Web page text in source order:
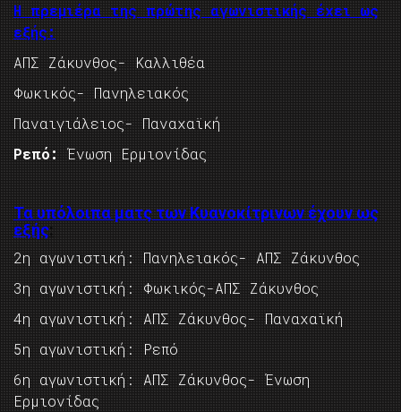
Η πρεμιέρα της πρώτης αγωνιστικής έχει ως
εξής:
ΑΠΣ Ζάκυνθος- Καλλιθέα
Φωκικός- Πανηλειακός
Παναιγιάλειος- Παναχαϊκή
Ρεπό:
Ένωση Ερμιονίδας
Τα υπόλοιπα ματς των Κυανοκίτρινων έχουν ως
εξής:
2η αγωνιστική: Πανηλειακός- ΑΠΣ Ζάκυνθος
3η αγωνιστική: Φωκικός-ΑΠΣ Ζάκυνθος
4η αγωνιστική: ΑΠΣ Ζάκυνθος- Παναχαϊκή
5η αγωνιστική: Ρεπό
6η αγωνιστική: ΑΠΣ Ζάκυνθος- Ένωση
Ερμιονίδας